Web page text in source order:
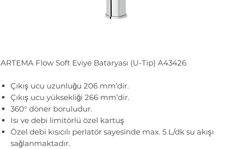
ARTEMA Flow Soft Eviye Bataryası (U-Tip) A43426
Çıkış ucu uzunluğu 206 mm’dir.
Çıkış ucu yüksekliği 266 mm’dir.
360° döner boruludur.
Isı ve debi limitörlü özel kartuş
Özel debi kısıcılı perlatör sayesinde max. 5 L/dk su akışı
sağlanmaktadır.